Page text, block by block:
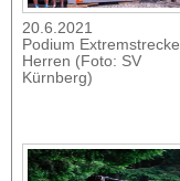
20.6.2021
Podium Extremstrecke
Herren (Foto: SV
Kürnberg)